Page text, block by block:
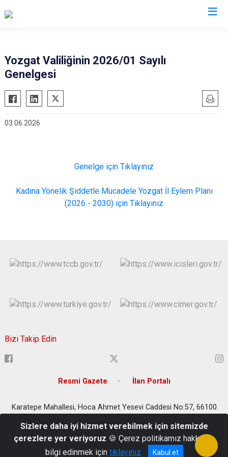
Yozgat Valiliğinin 2026/01 Sayılı
Genelgesi
03.06.2026
Genelge için Tıklayınız
Kadına Yönelik Şiddetle Mücadele Yozgat İl Eylem Planı
(2026 - 2030) için Tıklayınız
Bizi Takip Edin
Resmi Gazete İlan Portalı
Karatepe Mahallesi, Hoca Ahmet Yesevi Caddesi No:57, 66100
0354 212 1565 - 0354 212 4908 - 0354 212 2203 - 0354 212 2207
- 0354 212 3643 - 0354 212 4337
Sizlere daha iyi hizmet verebilmek için sitemizde
çerezlere yer veriyoruz 🍪 Çerez politikamız hakkında
bilgi edinmek için tıklayınız Kabul et